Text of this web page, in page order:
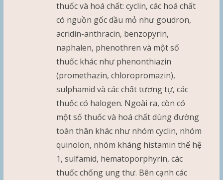
thuốc và hoá chất: cyclin, các hoá chất
có nguồn gốc dầu mỏ như goudron,
acridin-anthracin, benzopyrin,
naphalen, phenothren và một số
thuốc khác như phenonthiazin
(promethazin, chloropromazin),
sulphamid và các chất tương tự, các
thuốc có halogen. Ngoài ra, còn có
một số thuốc và hoá chất dùng đường
toàn thân khác như nhóm cyclin, nhóm
quinolon, nhóm kháng histamin thế hệ
1, sulfamid, hematoporphyrin, các
thuốc chống ung thư. Bên cạnh các